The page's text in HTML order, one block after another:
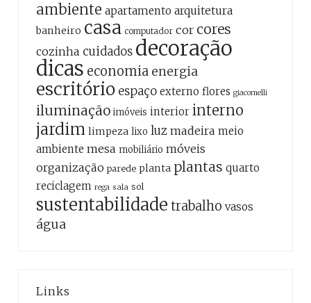
ambiente apartamento arquitetura
banheiro casa computador cor cores
cozinha cuidados decoração
dicas economia energia
escritório espaço externo flores giacomelli
iluminação imóveis interior interno
jardim limpeza lixo luz madeira meio
ambiente mesa mobiliário móveis
organização parede planta plantas quarto
reciclagem rega sala sol
sustentabilidade trabalho vasos
água
Links